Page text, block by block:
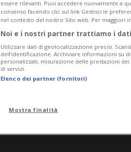
essere rilevanti. Puoi accedere nuovamente a
consenso facendo clic sul link Gestisci le
nel contesto del nostro Sito web. Per maggiori
Noi e i nostri partner trattiamo i
Utilizzare dati di geolocalizzazione precisi.
dell’identificazione. Archiviare informazioni su
personalizzati, misurazione delle prestazioni
di servizi.
Elenco dei partner (fornitori)
Mostra finalità